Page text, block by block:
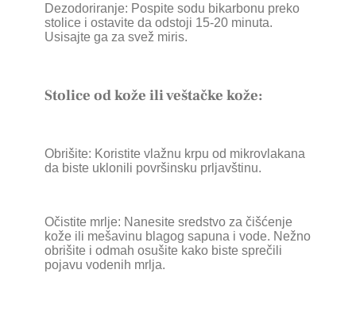
Dezodoriranje: Pospite sodu bikarbonu preko
stolice i ostavite da odstoji 15-20 minuta.
Usisajte ga za svež miris.
Stolice od kože ili veštačke kože:
Obrišite: Koristite vlažnu krpu od mikrovlakana
da biste uklonili površinsku prljavštinu.
Očistite mrlje: Nanesite sredstvo za čišćenje
kože ili mešavinu blagog sapuna i vode. Nežno
obrišite i odmah osušite kako biste sprečili
pojavu vodenih mrlja.